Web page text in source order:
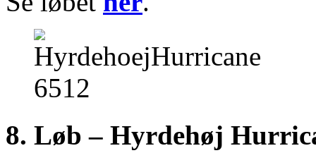
8. Løb – Hyrdehøj